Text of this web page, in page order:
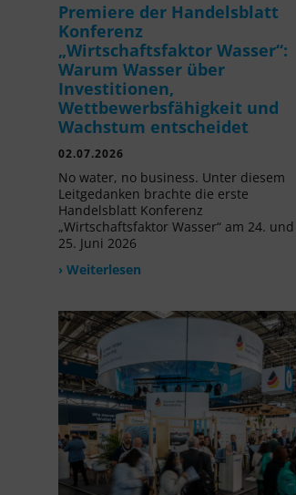
Premiere der Handelsblatt
Konferenz
„Wirtschaftsfaktor Wasser“:
Warum Wasser über
Investitionen,
Wettbewerbsfähigkeit und
Wachstum entscheidet
02.07.2026
No water, no business. Unter diesem
Leitgedanken brachte die erste
Handelsblatt Konferenz
„Wirtschaftsfaktor Wasser“ am 24. und
25. Juni 2026
› Weiterlesen